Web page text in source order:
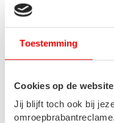
Toestemming
Cookies op de
Jij blijft toch ook bij